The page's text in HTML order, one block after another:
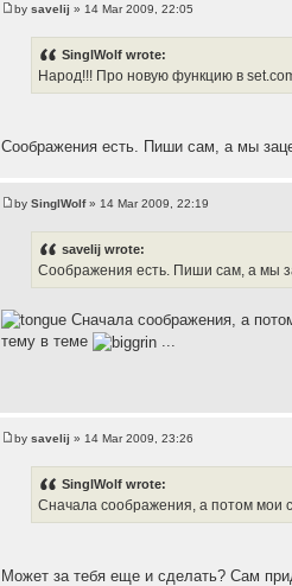
bysavelij » 14 Mar 2009, 22:05
SinglWolf wrote:
Народ!!! Про новую функцию в
Соображения есть. Пиши сам, а мы
bySinglWolf» 14 Mar 2009, 22:19
savelij wrote:
Соображения есть. Пиши сам, а мы
Сначала соображения, а
тему в теме
...
bysavelij » 14 Mar 2009, 23:26
SinglWolf wrote:
Сначала соображения, а потом мои
Может за тебя еще и сделать? Сам